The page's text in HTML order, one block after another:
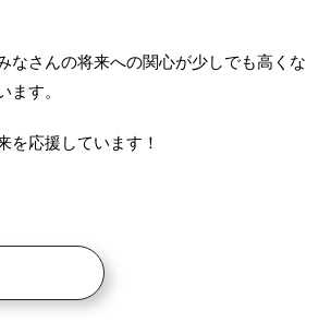
なさんの将来への関心が少しでも高くな
ます。
を応援しています！